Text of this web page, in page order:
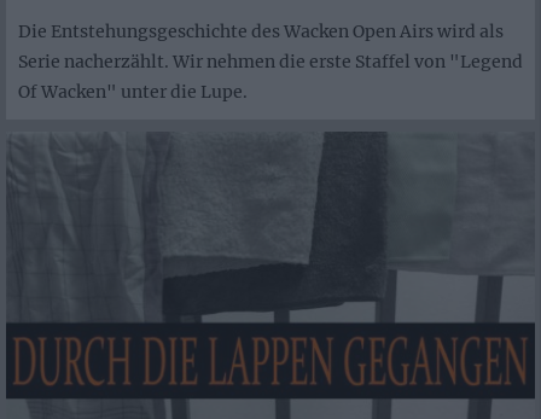
Die Entstehungsgeschichte des Wacken Open Airs wird als
Serie nacherzählt. Wir nehmen die erste Staffel von "Legend
Of Wacken" unter die Lupe.